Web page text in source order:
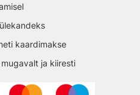
kaardimakse
ja kiiresti